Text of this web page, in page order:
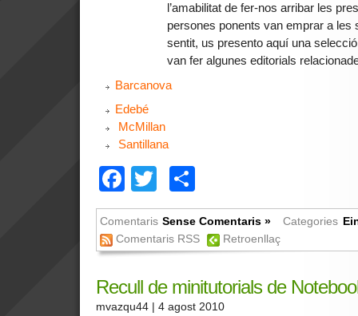
l’amabilitat de fer-nos arribar les
persones ponents van emprar a les
sentit, us presento aquí una
van fer algunes editorials
Barcanova
Edebé
McMillan
Santillana
Facebook
Twitter
Comentaris Sense Comentaris » Categories
Comentaris RSS
Retroenllaç
Recull de minitutorials de
mvazqu44 | 4 agost 2010